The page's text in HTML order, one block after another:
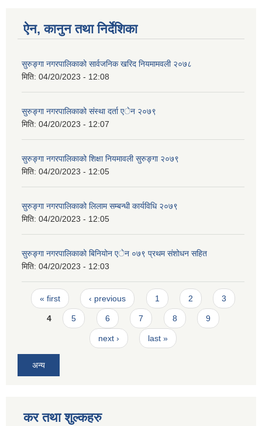
ऐन, कानुन तथा निर्देशिका
सुरुङ्गा नगरपालिकाको सार्वजनिक खरिद नियमामवली २०७८
मिति: 04/20/2023 - 12:08
सुरुङ्गा नगरपालिकाको संस्था दर्ता एेन २०७९
मिति: 04/20/2023 - 12:07
सुरुङ्गा नगरपालिकाको शिक्षा नियमावली सुरुङ्गा २०७९
मिति: 04/20/2023 - 12:05
सुरुङ्गा नगरपालिकाको लिलाम सम्बन्धी कार्यविधि २०७९
मिति: 04/20/2023 - 12:05
सुरुङ्गा नगरपालिकाको बिनियोन एेन ०७९ प्रथम संशोधन सहित
मिति: 04/20/2023 - 12:03
Pages
« first ‹ previous 1 2 3
4 5 6 7 8 9
next › last »
अन्य
कर तथा शुल्कहरु